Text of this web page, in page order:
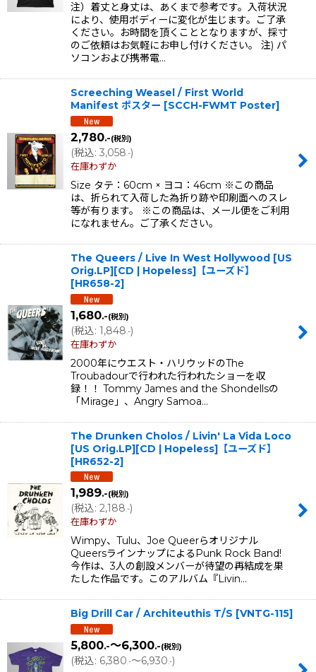
注）着丈と身丈は、あくまで参考です。入荷状況
により、使用ボディーに変化が生じます。ご了承
ください。お時間を頂くこととなりますが、採寸
のご依頼はお気軽にお申し付けください。 注) パ
ソコンおよび携帯電…
Screeching Weasel / First World
Manifest ポスター [SCCH-FWMT Poster]
2,780.-(税別)
(税込: 3,058.-)
在庫わずか
Size タテ：60cm × ヨコ：46cm ※この商品
は、折られて入荷した為折り跡や印刷面へのスレ
等が有ります。 ※この商品は、メール便をご利用
になれません。ご了承ください。
The Queers / Live In West Hollywood [US
Orig.LP][CD | Hopeless]【ユーズド】
[HR658-2]
1,680.-(税別)
(税込: 1,848 .-)
在庫わずか
2000年にウエスト・ハリウッドのThe
Troubadourで行われた行われたショーを収
録！！ Tommy James and the Shondellsの
「Mirage」、Angry Samoa…
The Drunken Cholos / Livin' La Vida Loco
[US Orig.LP][CD | Hopeless]【ユーズド】
[HR652-2]
1,989.-(税別)
(税込: 2,188.-)
在庫わずか
Wimpy、Tulu、Joe Queerらオリジナル
QueersラインナップによるPunk Rock Band!
今作は、3人の創設メンバーが待望の再結成を果
たした作品です。このアルバム『Livin…
Big Drill Car / Architeuthis T/S [VNTG-115]
5,800.-～6,300.-(税別)
(税込: 6,380.-～6,930.-)